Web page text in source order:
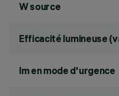
W source
Efficacité lumineuse
lm en mode d'urgence